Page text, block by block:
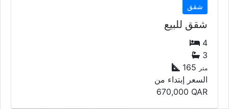
شقق
شقق للبيع
4
3
165 متر
السعر إبتداء من
670,000 QAR